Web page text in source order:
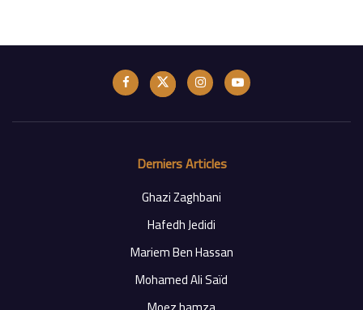
Derniers Articles
Ghazi Zaghbani
Hafedh Jedidi
Mariem Ben Hassan
Mohamed Ali Saïd